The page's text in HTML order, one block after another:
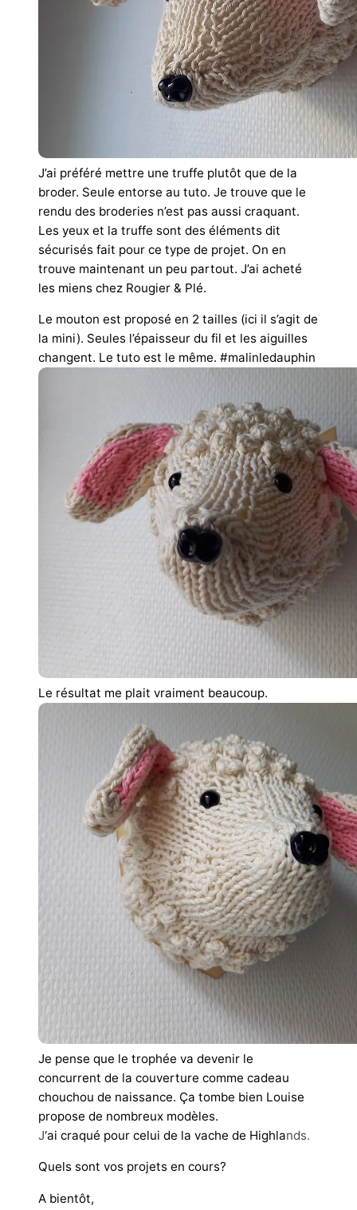
J’ai préféré mettre une truffe plutôt que de la
broder. Seule entorse au tuto. Je trouve que le
rendu des broderies n’est pas aussi craquant.
Les yeux et la truffe sont des éléments dit
sécurisés fait pour ce type de projet. On en
trouve maintenant un peu partout. J’ai acheté
les miens chez Rougier & Plé.
Le mouton est proposé en 2 tailles (ici il s’agit de
la mini). Seules l’épaisseur du fil et les aiguilles
changent. Le tuto est le même. #malinledauphin
Le résultat me plait vraiment beaucoup.
Je pense que le trophée va devenir le
concurrent de la couverture comme cadeau
chouchou de naissance. Ça tombe bien Louise
propose de nombreux modèles.
J‘ai craqué pour celui de la vache de Highlands.
Quels sont vos projets en cours?
A bientôt,